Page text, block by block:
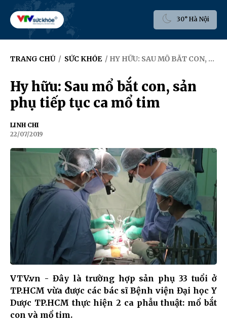
30° Hà Nội
TRANG CHỦ / SỨC KHỎE / HY HỮU: SAU MỔ BẮT CON, SẢN PHỤ TIẾP TỤC CA MỔ TIM
Hy hữu: Sau mổ bắt con, sản
phụ tiếp tục ca mổ tim
LINH CHI
22/07/2019
VTV.vn - Đây là trường hợp sản phụ 33 tuổi ở
TP.HCM vừa được các bác sĩ Bệnh viện Đại học Y
Dược TP.HCM thực hiện 2 ca phẫu thuật: mổ bắt
con và mổ tim.